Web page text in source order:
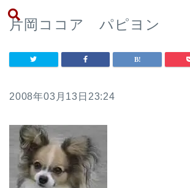
片岡ココア パピヨン
2008年03月13日23:24